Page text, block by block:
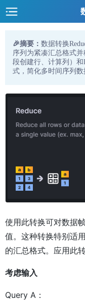
🎉摘要： 数据转换
序列为紧凑汇总格式并
段创建行、计算列）和
式，简化多时间序列数
使用此转换可对数据
值。这种转换特别适
的汇总格式。应用此
考虑输入
Query A：